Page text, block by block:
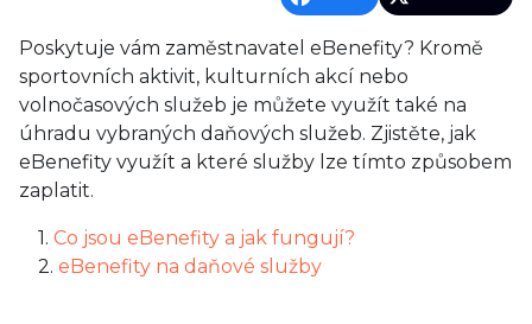
Poskytuje vám zaměstnavatel eBenefity? Kromě
sportovních aktivit, kulturních akcí nebo
volnočasových služeb je můžete využít také na
úhradu vybraných daňových služeb. Zjistěte, jak
eBenefity využít a které služby lze tímto způsobem
zaplatit.
1. Co jsou eBenefity a jak fungují?
2. eBenefity na daňové služby